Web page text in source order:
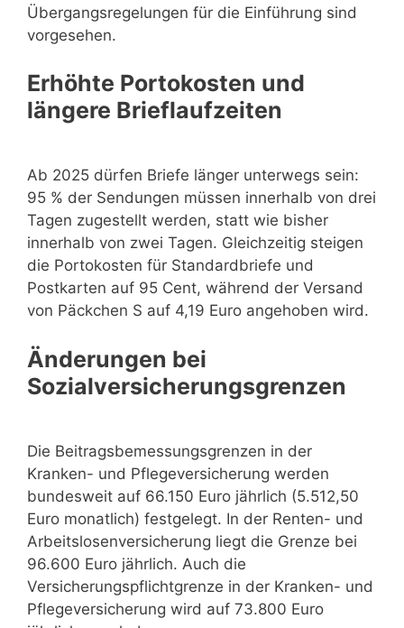
Übergangsregelungen für die Einführung sind
vorgesehen.
Erhöhte Portokosten und
längere Brieflaufzeiten
Ab 2025 dürfen Briefe länger unterwegs sein:
95 % der Sendungen müssen innerhalb von drei
Tagen zugestellt werden, statt wie bisher
innerhalb von zwei Tagen. Gleichzeitig steigen
die Portokosten für Standardbriefe und
Postkarten auf 95 Cent, während der Versand
von Päckchen S auf 4,19 Euro angehoben wird.
Änderungen bei
Sozialversicherungsgrenzen
Die Beitragsbemessungsgrenzen in der
Kranken- und Pflegeversicherung werden
bundesweit auf 66.150 Euro jährlich (5.512,50
Euro monatlich) festgelegt. In der Renten- und
Arbeitslosenversicherung liegt die Grenze bei
96.600 Euro jährlich. Auch die
Versicherungspflichtgrenze in der Kranken- und
Pflegeversicherung wird auf 73.800 Euro